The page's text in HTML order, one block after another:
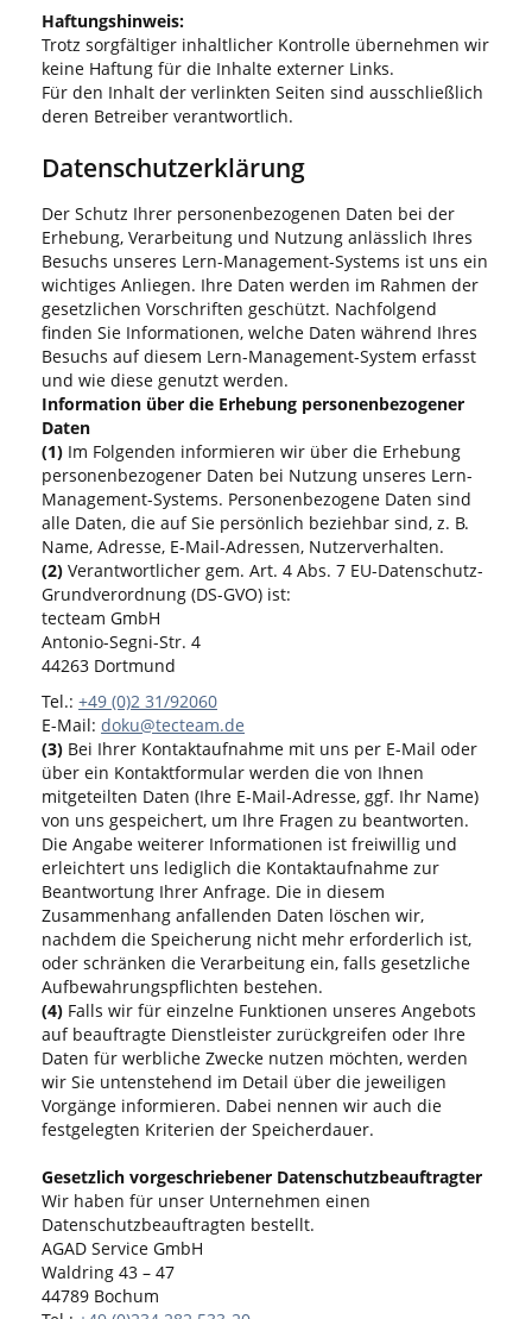
Haftungshinweis:
Trotz sorgfältiger inhaltlicher Kontrolle übernehmen wir
keine Haftung für die Inhalte externer Links.
Für den Inhalt der verlinkten Seiten sind ausschließlich
deren Betreiber verantwortlich.
Datenschutzerklärung
Der Schutz Ihrer personenbezogenen Daten bei der
Erhebung, Verarbeitung und Nutzung anlässlich Ihres
Besuchs unseres Lern-Management-Systems ist uns ein
wichtiges Anliegen. Ihre Daten werden im Rahmen der
gesetzlichen Vorschriften geschützt. Nachfolgend
finden Sie Informationen, welche Daten während Ihres
Besuchs auf diesem Lern-Management-System erfasst
und wie diese genutzt werden.
Information über die Erhebung personenbezogener
Daten
(1) Im Folgenden informieren wir über die Erhebung
personenbezogener Daten bei Nutzung unseres Lern-
Management-Systems. Personenbezogene Daten sind
alle Daten, die auf Sie persönlich beziehbar sind, z. B.
Name, Adresse, E-Mail-Adressen, Nutzerverhalten.
(2) Verantwortlicher gem. Art. 4 Abs. 7 EU-Datenschutz-
Grundverordnung (DS-GVO) ist:
tecteam GmbH
Antonio-Segni-Str. 4
44263 Dortmund
Tel.: +49 (0)2 31/92060
E-Mail: doku@tecteam.de
(3) Bei Ihrer Kontaktaufnahme mit uns per E-Mail oder
über ein Kontaktformular werden die von Ihnen
mitgeteilten Daten (Ihre E-Mail-Adresse, ggf. Ihr Name)
von uns gespeichert, um Ihre Fragen zu beantworten.
Die Angabe weiterer Informationen ist freiwillig und
erleichtert uns lediglich die Kontaktaufnahme zur
Beantwortung Ihrer Anfrage. Die in diesem
Zusammenhang anfallenden Daten löschen wir,
nachdem die Speicherung nicht mehr erforderlich ist,
oder schränken die Verarbeitung ein, falls gesetzliche
Aufbewahrungspflichten bestehen.
(4) Falls wir für einzelne Funktionen unseres Angebots
auf beauftragte Dienstleister zurückgreifen oder Ihre
Daten für werbliche Zwecke nutzen möchten, werden
wir Sie untenstehend im Detail über die jeweiligen
Vorgänge informieren. Dabei nennen wir auch die
festgelegten Kriterien der Speicherdauer.
Gesetzlich vorgeschriebener Datenschutzbeauftragter
Wir haben für unser Unternehmen einen
Datenschutzbeauftragten bestellt.
AGAD Service GmbH
Waldring 43 – 47
44789 Bochum